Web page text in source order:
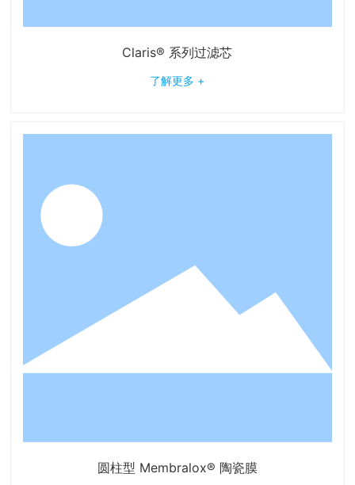
Claris® 系列过滤芯
了解更多 +
圆柱型 Membralox® 陶瓷膜